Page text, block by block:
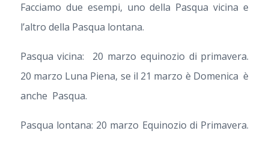
Facciamo due esempi, uno della Pasqua vicina e
l’altro della Pasqua lontana.
Pasqua vicina: 20 marzo equinozio di primavera.
20 marzo Luna Piena, se il 21 marzo è Domenica è
anche Pasqua.
Pasqua lontana: 20 marzo Equinozio di Primavera.